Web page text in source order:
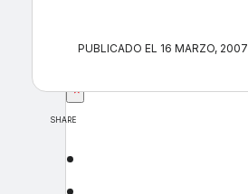
×
PUBLICADO EL 16 MARZO, 2007
SHARE